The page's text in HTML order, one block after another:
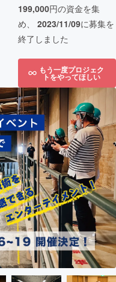
199,000円の資金を集
め、 2023/11/09に募集を
終了しました
もう一度プロジェク
トをやってほしい